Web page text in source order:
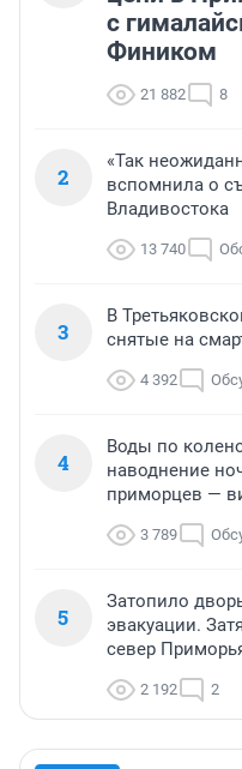
с
Фиником
21 882 8
2
«Так
вспомнила о
Владивостока
13 740
3
В
снятые на
4 392
4
Воды по
наводнение
приморцев —
3 789
5
Затопило
эвакуации.
север
2 192 2